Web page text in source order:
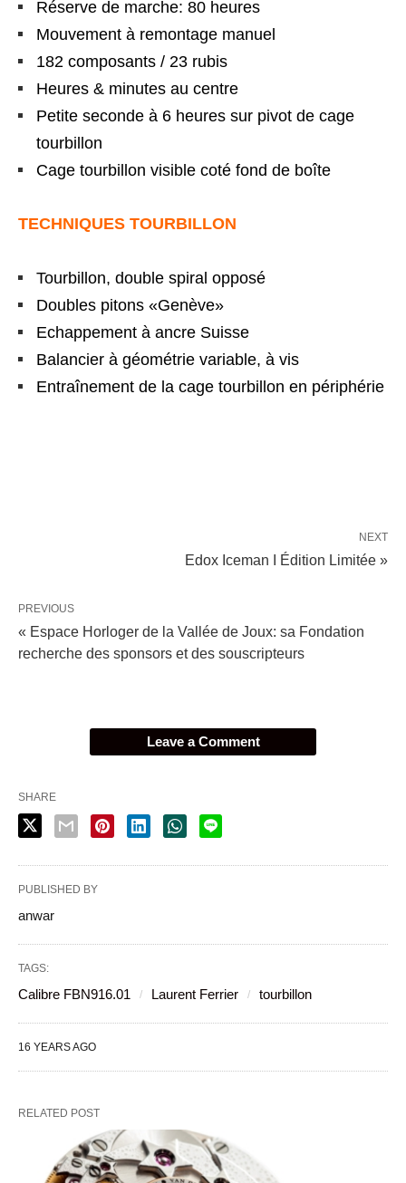
Réserve de marche: 80 heures
Mouvement à remontage manuel
182 composants / 23 rubis
Heures & minutes au centre
Petite seconde à 6 heures sur pivot de cage
tourbillon
Cage tourbillon visible coté fond de boîte
TECHNIQUES TOURBILLON
Tourbillon, double spiral opposé
Doubles pitons «Genève»
Echappement à ancre Suisse
Balancier à géométrie variable, à vis
Entraînement de la cage tourbillon en périphérie
NEXT
Edox Iceman I Édition Limitée »
PREVIOUS
« Espace Horloger de la Vallée de Joux: sa Fondation
recherche des sponsors et des souscripteurs
Leave a Comment
SHARE
PUBLISHED BY
anwar
TAGS:
Calibre FBN916.01 Laurent Ferrier tourbillon
16 YEARS AGO
RELATED POST